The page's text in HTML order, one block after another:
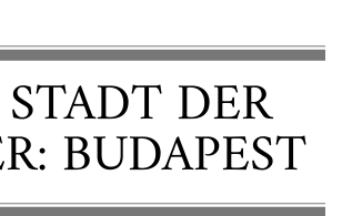
DER
BUDAPEST